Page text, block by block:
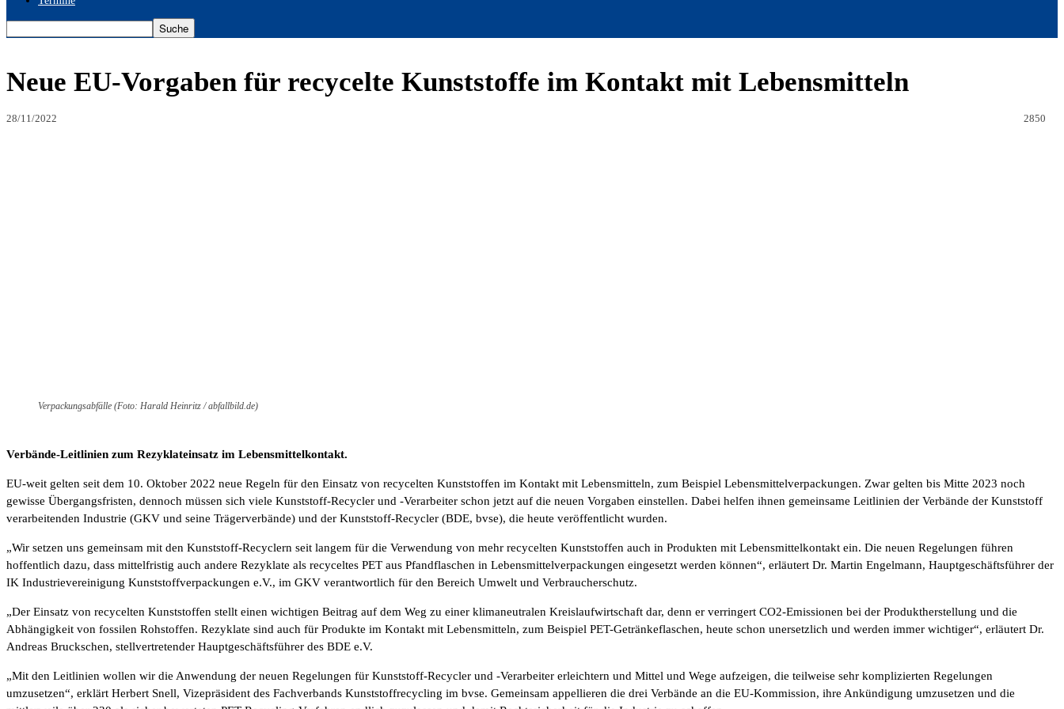
Neue EU-Vorgaben für recycelte Kunststoffe im Kontakt mit Lebensmitteln
28/11/2022 2850
Verpackungsabfälle (Foto: Harald Heinritz / abfallbild.de)
Verbände-Leitlinien zum Rezyklateinsatz im Lebensmittelkontakt.
EU-weit gelten seit dem 10. Oktober 2022 neue Regeln für den Einsatz von recycelten Kunststoffen im Kontakt mit Lebensmitteln, zum Beispiel Lebensmittelverpackungen. Zwar gelten bis Mitte 2023 noch
gewisse Übergangsfristen, dennoch müssen sich viele Kunststoff-Recycler und -Verarbeiter schon jetzt auf die neuen Vorgaben einstellen. Dabei helfen ihnen gemeinsame Leitlinien der Verbände der Kunststoff
verarbeitenden Industrie (GKV und seine Trägerverbände) und der Kunststoff-Recycler (BDE, bvse), die heute veröffentlicht wurden.
„Wir setzen uns gemeinsam mit den Kunststoff-Recyclern seit langem für die Verwendung von mehr recycelten Kunststoffen auch in Produkten mit Lebensmittelkontakt ein. Die neuen Regelungen führen
hoffentlich dazu, dass mittelfristig auch andere Rezyklate als recyceltes PET aus Pfandflaschen in Lebensmittelverpackungen eingesetzt werden können“, erläutert Dr. Martin Engelmann, Hauptgeschäftsführer der
IK Industrievereinigung Kunststoffverpackungen e.V., im GKV verantwortlich für den Bereich Umwelt und Verbraucherschutz.
„Der Einsatz von recycelten Kunststoffen stellt einen wichtigen Beitrag auf dem Weg zu einer klimaneutralen Kreislaufwirtschaft dar, denn er verringert CO2-Emissionen bei der Produktherstellung und die
Abhängigkeit von fossilen Rohstoffen. Rezyklate sind auch für Produkte im Kontakt mit Lebensmitteln, zum Beispiel PET-Getränkeflaschen, heute schon unersetzlich und werden immer wichtiger“, erläutert Dr.
Andreas Bruckschen, stellvertretender Hauptgeschäftsführer des BDE e.V.
„Mit den Leitlinien wollen wir die Anwendung der neuen Regelungen für Kunststoff-Recycler und -Verarbeiter erleichtern und Mittel und Wege aufzeigen, die teilweise sehr komplizierten Regelungen
umzusetzen“, erklärt Herbert Snell, Vizepräsident des Fachverbands Kunststoffrecycling im bvse. Gemeinsam appellieren die drei Verbände an die EU-Kommission, ihre Ankündigung umzusetzen und die